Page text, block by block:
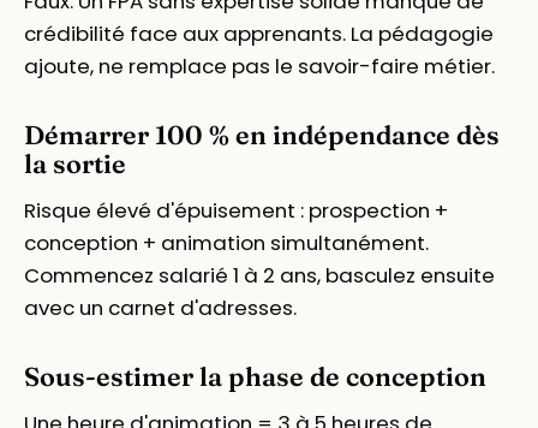
crédibilité face aux apprenants. La pédagogie
ajoute, ne remplace pas le savoir-faire métier.
Démarrer 100 % en indépendance dès
la sortie
Risque élevé d'épuisement : prospection +
conception + animation simultanément.
Commencez salarié 1 à 2 ans, basculez ensuite
avec un carnet d'adresses.
Sous-estimer la phase de conception